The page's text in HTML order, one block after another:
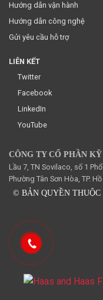
Hướng dẫn vận hành
Hướng dẫn công nghệ
Gửi yêu cầu hỗ trợ
LIÊN KẾT
Twitter
Facebook
LinkedIn
YouTube
CÔNG TY CỔ PHẦN
Lầu 7, TN Sovilaco, số 1
Phường Tân Sơn Hòa, TP.
© BẢN QUYỀN